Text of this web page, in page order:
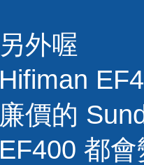
另外喔
Hifiman
廉價的
EF400 都